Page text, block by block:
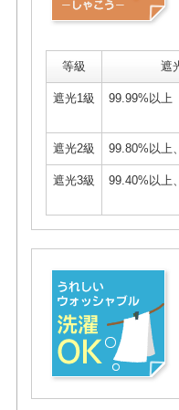
等級 遮
遮光1級 99.99%以上
遮光2級 99.80%以上
遮光3級 99.40%以上